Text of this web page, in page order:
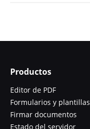
Productos
Editor de PDF
Formularios y plantillas
Firmar documentos
Estado del servidor